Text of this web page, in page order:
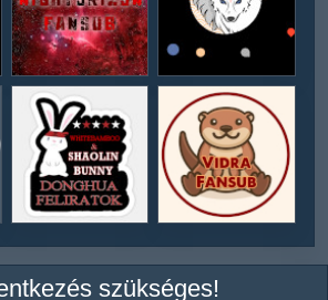
szükséges!